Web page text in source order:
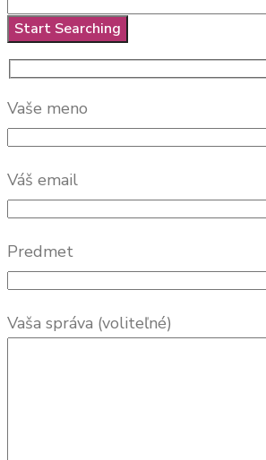
Vaše meno
Váš email
Predmet
Vaša správa (voliteľné)